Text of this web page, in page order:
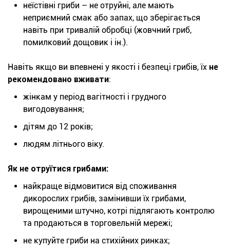
неїстівні гриби – не отруйні, але мають
неприємний смак або запах, що зберігається
навіть при тривалій обробці (жовчний гриб,
помилковий дощовик і ін.).
Навіть якщо ви впевнені у якості і безпеці грибів, їх не
рекомендовано вживати:
жінкам у період вагітності і грудного
вигодовування;
дітям до 12 років;
людям літнього віку.
Як не отруїтися грибами:
найкраще відмовитися від споживання
дикорослих грибів, замінивши їх грибами,
вирощеними штучно, котрі підлягають контролю
та продаються в торговельній мережі;
не купуйте гриби на стихійних ринках;